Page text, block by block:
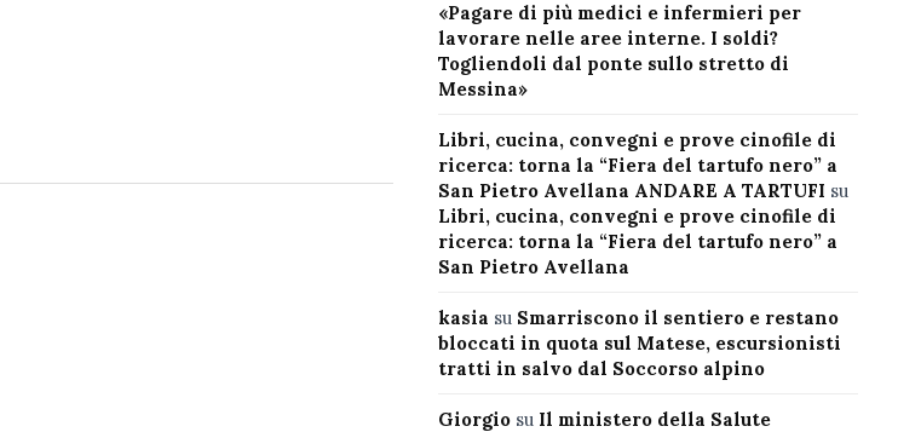
«Pagare di più medici e infermieri per
lavorare nelle aree interne. I soldi?
Togliendoli dal ponte sullo stretto di
Messina»
Libri, cucina, convegni e prove cinofile di
ricerca: torna la “Fiera del tartufo nero” a
San Pietro Avellana ANDARE A TARTUFI su
Libri, cucina, convegni e prove cinofile di
ricerca: torna la “Fiera del tartufo nero” a
San Pietro Avellana
kasia su Smarriscono il sentiero e restano
bloccati in quota sul Matese, escursionisti
tratti in salvo dal Soccorso alpino
Giorgiosu Il ministero della Salute